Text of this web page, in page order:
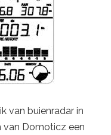
van buienradar in
Domoticz een